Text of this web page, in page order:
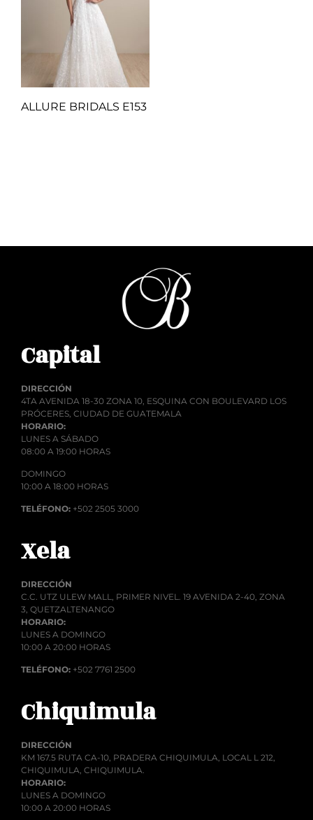
ALLURE BRIDALS E153
Capital
DIRECCIÓN
4TA AVENIDA 18-30 ZONA 10, ESQUINA CON BOULEVARD LOS
PRÓCERES, CIUDAD DE GUATEMALA
HORARIO:
LUNES A SÁBADO
08:00 A 19:00 HORAS
DOMINGO
10:00 A 18:00 HORAS
TELÉFONO: +502 2505 3000
Xela
DIRECCIÓN
C.C. UTZ ULEW MALL, PRIMER NIVEL. 19 AVENIDA 2-40, ZONA
3, QUETZALTENANGO
HORARIO:
LUNES A DOMINGO
10:00 A 20:00 HORAS
TELÉFONO: +502 7761 2500
Chiquimula
DIRECCIÓN
KM 167.5 RUTA CA-10, PRADERA CHIQUIMULA, LOCAL L 212,
CHIQUIMULA, CHIQUIMULA.
HORARIO:
LUNES A DOMINGO
10:00 A 20:00 HORAS